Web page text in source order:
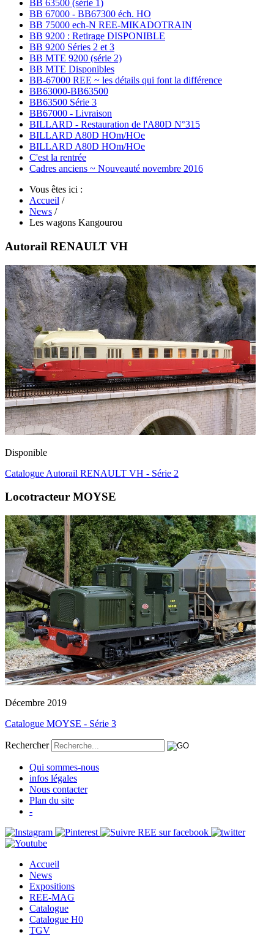
BB 63500 (série 1)
BB 67000 - BB67300 éch. HO
BB 75000 ech-N REE-MIKADOTRAIN
BB 9200 : Retirage DISPONIBLE
BB 9200 Séries 2 et 3
BB MTE 9200 (série 2)
BB MTE Disponibles
BB-67000 REE ~ les détails qui font la différence
BB63000-BB63500
BB63500 Série 3
BB67000 - Livraison
BILLARD - Restauration de l'A80D N°315
BILLARD A80D HOm/HOe
BILLARD A80D HOm/HOe
C'est la rentrée
Cadres anciens ~ Nouveauté novembre 2016
Vous êtes ici :
Accueil /
News /
Les wagons Kangourou
Autorail RENAULT VH
Disponible
Catalogue Autorail RENAULT VH - Série 2
Locotracteur MOYSE
Décembre 2019
Catalogue MOYSE - Série 3
Rechercher
Qui sommes-nous
infos légales
Nous contacter
Plan du site
-
Accueil
News
Expositions
REE-MAG
Catalogue
Catalogue H0
TGV